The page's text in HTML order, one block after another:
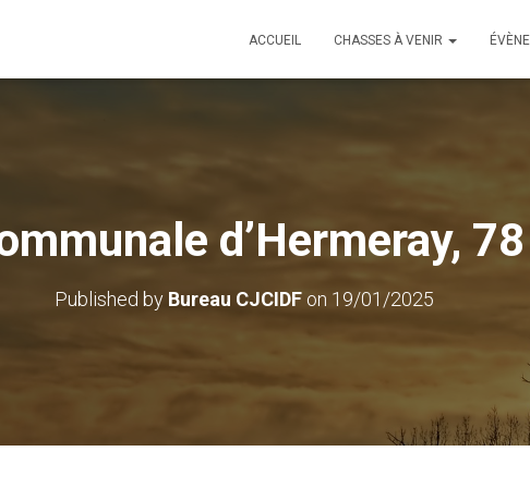
ACCUEIL CHASSES À VENIR
d’Hermeray, 78
Published by Bureau CJCIDF on 19/01/2025